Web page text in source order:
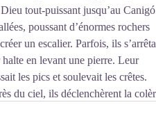
tout-puissant jusqu’au
poussant d’énormes rochers
un escalier. Parfois, ils
en levant une pierre. Leur
les pics et soulevait les crêtes.
du ciel, ils déclenchèrent la